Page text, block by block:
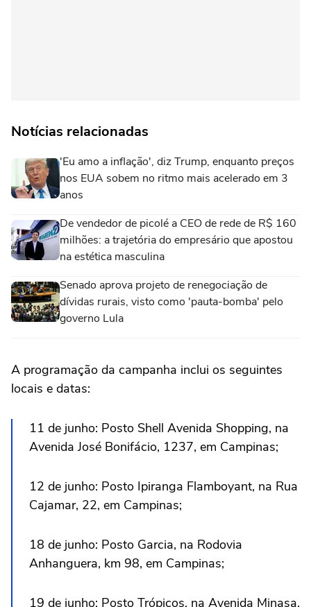
Notícias relacionadas
'Eu amo a inflação', diz Trump, enquanto preços
nos EUA sobem no ritmo mais acelerado em 3
anos
De vendedor de picolé a CEO de rede de R$ 160
milhões: a trajetória do empresário que apostou
na estética masculina
Senado aprova projeto de renegociação de
dívidas rurais, visto como 'pauta-bomba' pelo
governo Lula
A programação da campanha inclui os seguintes
locais e datas:
11 de junho: Posto Shell Avenida Shopping, na
Avenida José Bonifácio, 1237, em Campinas;
12 de junho: Posto Ipiranga Flamboyant, na Rua
Cajamar, 22, em Campinas;
18 de junho: Posto Garcia, na Rodovia
Anhanguera, km 98, em Campinas;
19 de junho: Posto Trópicos, na Avenida Minasa,